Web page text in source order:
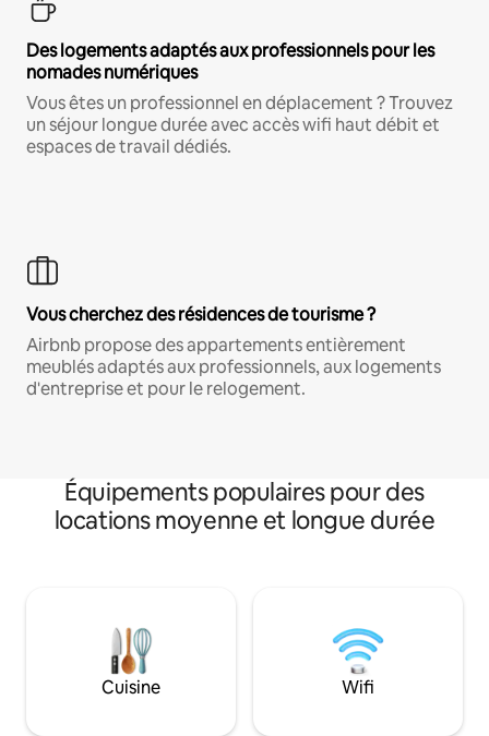
Des logements adaptés aux professionnels pour les
nomades numériques
Vous êtes un professionnel en déplacement ? Trouvez
un séjour longue durée avec accès wifi haut débit et
espaces de travail dédiés.
Vous cherchez des résidences de tourisme ?
Airbnb propose des appartements entièrement
meublés adaptés aux professionnels, aux logements
d'entreprise et pour le relogement.
Équipements populaires pour des
locations moyenne et longue durée
Cuisine Wifi